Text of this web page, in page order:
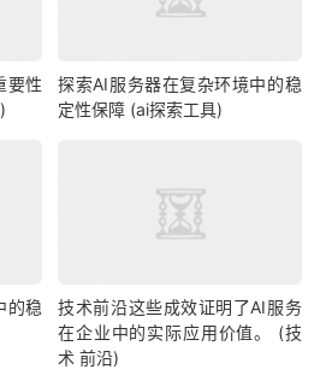
要性
探索AI服务器在复杂环境中的稳
定性保障 (ai探索工具)
的稳
技术前沿这些成效证明了AI服务
在企业中的实际应用价值。 (技
术 前沿)